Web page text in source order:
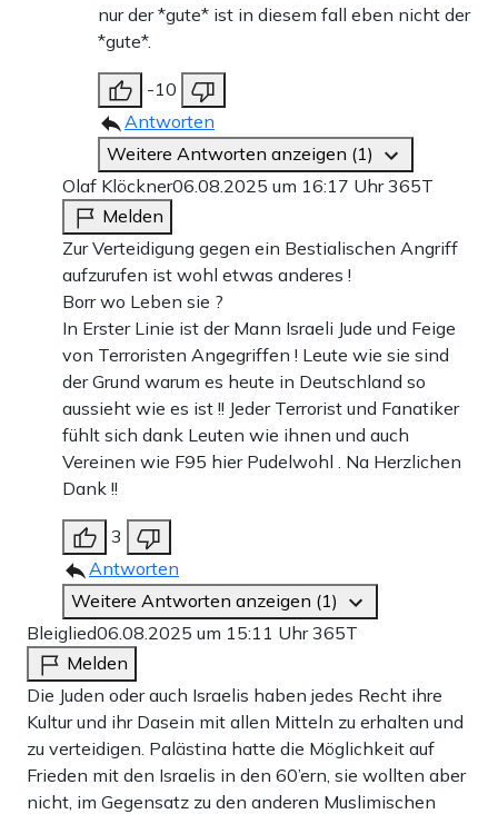
nur der *gute* ist in diesem fall eben nicht der
*gute*.
-10
Antworten
Weitere Antworten anzeigen (1)
Olaf Klöckner06.08.2025 um 16:17 Uhr365T
Melden
Zur Verteidigung gegen ein Bestialischen Angriff
aufzurufen ist wohl etwas anderes !
Borr wo Leben sie ?
In Erster Linie ist der Mann Israeli Jude und Feige
von Terroristen Angegriffen ! Leute wie sie sind
der Grund warum es heute in Deutschland so
aussieht wie es ist !! Jeder Terrorist und Fanatiker
fühlt sich dank Leuten wie ihnen und auch
Vereinen wie F95 hier Pudelwohl . Na Herzlichen
Dank !!
3
Antworten
Weitere Antworten anzeigen (1)
Bleiglied06.08.2025 um 15:11 Uhr365T
Melden
Die Juden oder auch Israelis haben jedes Recht ihre
Kultur und ihr Dasein mit allen Mitteln zu erhalten und
zu verteidigen. Palästina hatte die Möglichkeit auf
Frieden mit den Israelis in den 60’ern, sie wollten aber
nicht, im Gegensatz zu den anderen Muslimischen